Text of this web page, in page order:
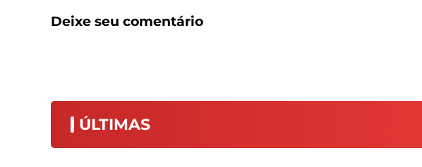
Deixe seu comentário
ÚLTIMAS